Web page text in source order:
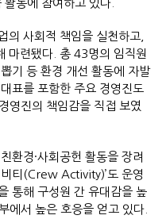
동에 참여하고 있다.
의 사회적 책임을 실천하고,
마련됐다. 총 43명의 임직원
기 등 환경 개선 활동에 자발
표를 포함한 주요 경영진도
영진의 책임감을 직접 보였
환경·사회공헌 활동을 장려
비티(Crew Activity)’도 운영
통해 구성원 간 유대감을 높
에서 높은 호응을 얻고 있다.